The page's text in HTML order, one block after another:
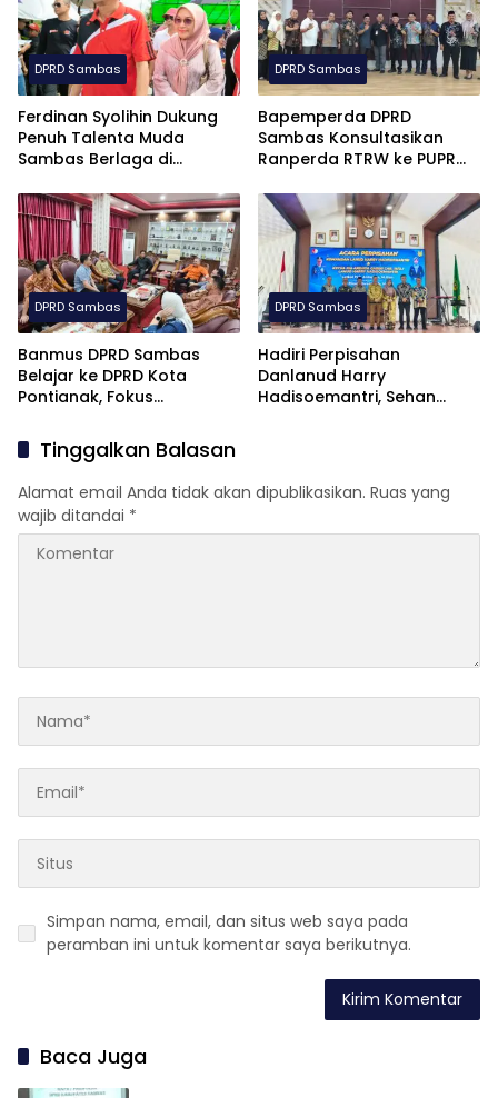
DPRD Sambas
Ferdinan Syolihin Dukung
Penuh Talenta Muda
Sambas Berlaga di
DPRD Sambas
Bapemperda DPRD
Sambas Konsultasikan
Ranperda RTRW ke PUPR
Tata Ruang
DPRD Sambas
Banmus DPRD Sambas
Belajar ke DPRD Kota
Pontianak, Fokus
Penyusunan Agenda Kerja
DPRD Sambas
Hadiri Perpisahan
Danlanud Harry
Hadisoemantri, Sehan
Tinggalkan Balasan
Alamat email Anda tidak akan dipublikasikan. Ruas yang
wajib ditandai *
Simpan nama, email, dan situs web saya pada
peramban ini untuk komentar saya berikutnya.
Baca Juga